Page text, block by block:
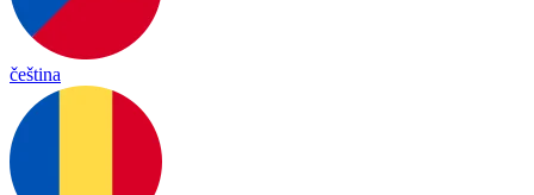
čeština